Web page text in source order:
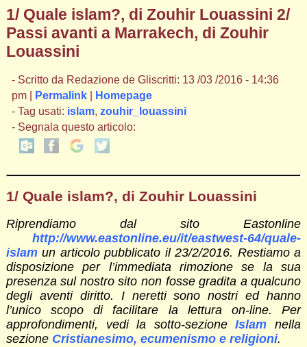
1/ Quale islam?, di Zouhir Louassini 2/
Passi avanti a Marrakech, di Zouhir
Louassini
- Scritto da Redazione de Gliscritti: 13 /03 /2016 - 14:36
pm |
Permalink|
Homepage
- Tag usati: islam, zouhir_louassini
- Segnala questo articolo:
1/ Quale islam?, di Zouhir Louassini
Riprendiamo dal sito Eastonline
http://www.eastonline.eu/it/eastwest-64/quale-
islamun articolo pubblicato il 23/2/2016. Restiamo a
disposizione per l’immediata rimozione se la sua
presenza sul nostro sito non fosse gradita a qualcuno
degli aventi diritto. I neretti sono nostri ed hanno
l’unico scopo di facilitare la lettura on-line. Per
approfondimenti, vedi la sotto-sezioneIslam nella
sezione Cristianesimo, ecumenismo e religioni.